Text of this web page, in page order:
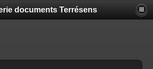
documents Terrésens